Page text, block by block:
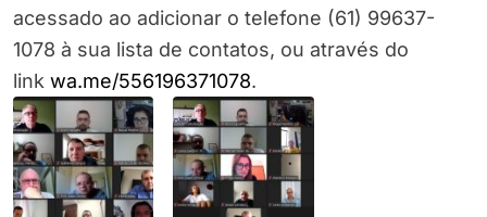
acessado ao adicionar o telefone (61) 99637-
1078 à sua lista de contatos, ou através do
link wa.me/556196371078.